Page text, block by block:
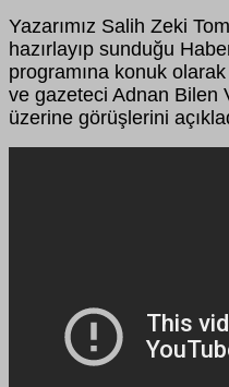
Yazarımız Salih Zeki
hazırlayıp sunduğu
programına konuk
ve gazeteci Adnan Bilen
üzerine görüşlerini